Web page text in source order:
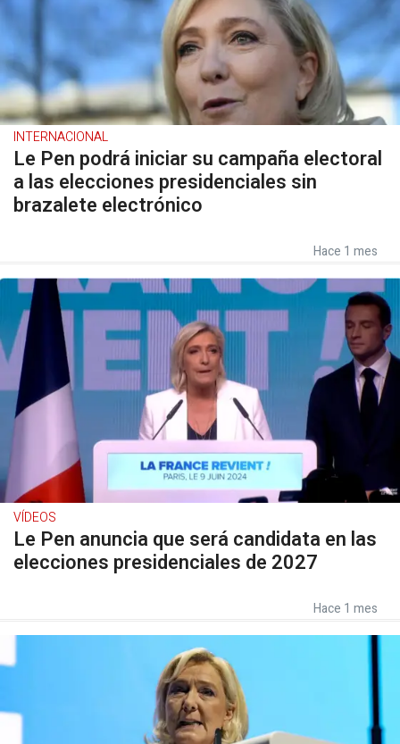
INTERNACIONAL
Le Pen podrá iniciar su campaña electoral
a las elecciones presidenciales sin
brazalete electrónico
Hace 1 mes
VÍDEOS
Le Pen anuncia que será candidata en las
elecciones presidenciales de 2027
Hace 1 mes